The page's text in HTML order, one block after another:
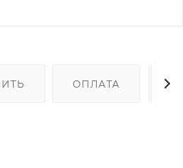
ОПЛАТА